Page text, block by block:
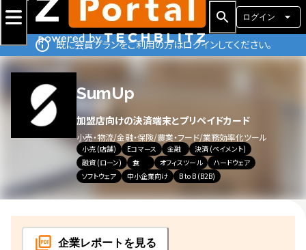
ログイン
既に会員プランをご利用の方はログインしてください。
SumUp
加盟店向けの決済端末とプリペイドカード
小売・物流/金融・保険/農業・フード/業務効率化ツール
小売 (店舗) Eコマース 金融
決済 (ペイメント)
融資 (ローン)
食 オフィスツール
ハードウェア
ソフトウェア
中小企業向け B to B (B2B)
企業レポート を見る